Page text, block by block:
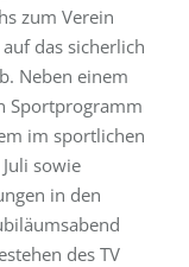
zum Verein
das sicherlich
Neben einem
Sportprogramm
im sportlichen
sowie
in den
des TV